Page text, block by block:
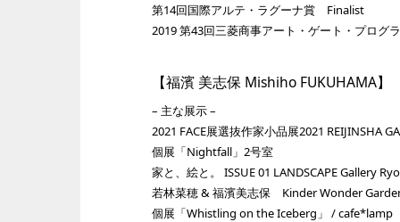
第14回国際アルテ・ラグーナ賞 Finalist
2019 第43回三菱商事アート・ゲート・プロ
【福濱 美志保 Mishiho FUKUHAMA】
– 主な展示 –
2021 FACE展選抜作家小品展2021 REIJINSHA
個展「Nightfall」2号室
家と、絵と。 ISSUE 01 LANDSCAPE Gallery Ryo
若林菜穂 & 福濱美志保 Kinder Wonder Garden
個展「Whistling on the Iceberg」 / cafe*lamp